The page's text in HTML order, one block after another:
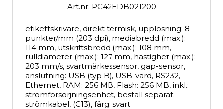
Art.nr: PC42EDB021200
etikettskrivare, direkt termisk, upplösning: 8
punkter/mm (203 dpi), mediabredd (max.):
114 mm, utskriftsbredd (max.): 108 mm,
rulldiameter (max.): 127 mm, hastighet (max.):
203 mm/s, svartmärkessensor, gap-sensor,
anslutning: USB (typ B), USB-värd, RS232,
Ethernet, RAM: 256 MB, Flash: 256 MB, inkl.:
strömförsörjningsenhet, beställ separat:
strömkabel, (C13), färg: svart